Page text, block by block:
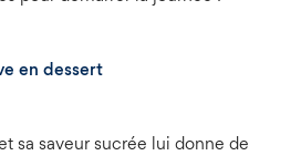
en dessert
sa saveur sucrée lui donne de